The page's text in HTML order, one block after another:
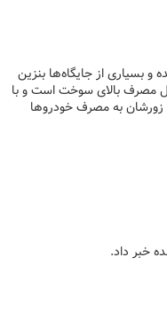
بسیاری از جایگاه‌ها بنزین
مصرف بالای سوخت است و با
زورشان به مصرف خودروها